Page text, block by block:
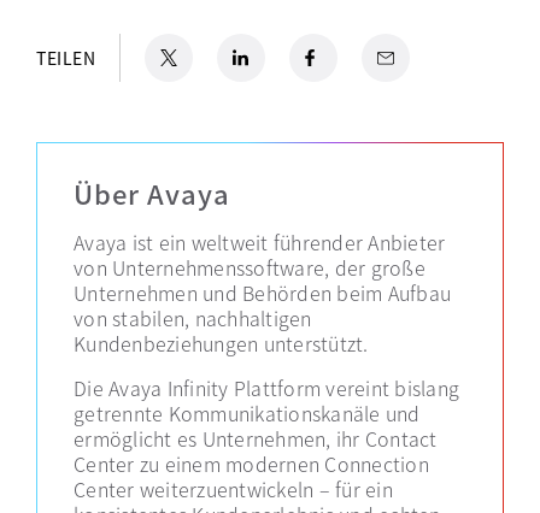
TEILEN wird in einer neuen Registerkarte geöffnet
LinkedIn
wird in einer neuen Registerkarte
Facebook
wird in einer neuen
Email
Über Avaya
Avaya ist ein weltweit führender Anbieter
von Unternehmenssoftware, der große
Unternehmen und Behörden beim Aufbau
von stabilen, nachhaltigen
Kundenbeziehungen unterstützt.
Die Avaya Infinity Plattform vereint bislang
getrennte Kommunikationskanäle und
ermöglicht es Unternehmen, ihr Contact
Center zu einem modernen Connection
Center weiterzuentwickeln – für ein